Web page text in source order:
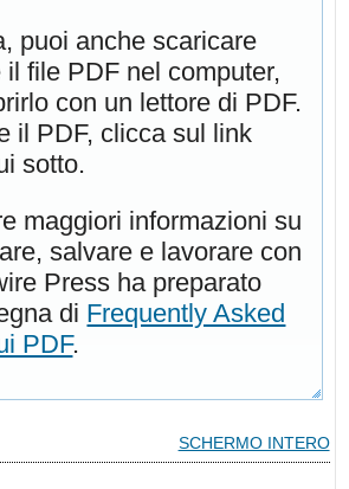
puoi anche scaricare
il file PDF nel computer,
con un lettore di PDF.
il PDF, clicca sul link
sotto.
maggiori informazioni su
salvare e lavorare con
Press ha preparato
di Frequently Asked
PDF.
SCHERMO INTERO